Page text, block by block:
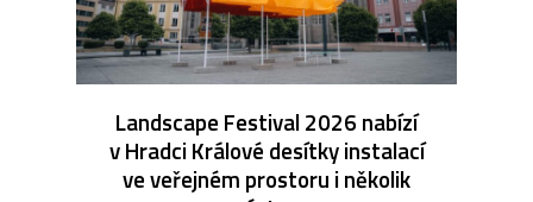
Landscape Festival 2026 nabízí
v Hradci Králové desítky instalací
ve veřejném prostoru i několik